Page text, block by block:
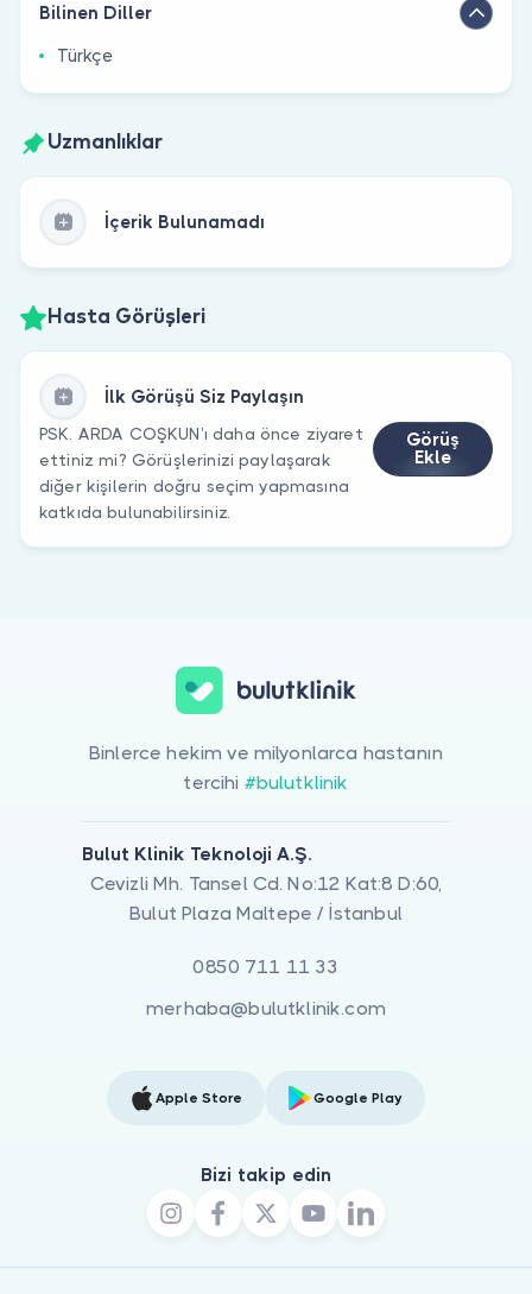
Bilinen Diller
Türkçe
Uzmanlıklar
İçerik Bulunamadı
Hasta Görüşleri
İlk Görüşü Siz Paylaşın
PSK. ARDA COŞKUN’ı daha önce ziyaret
ettiniz mi? Görüşlerinizi paylaşarak
diğer kişilerin doğru seçim yapmasına
katkıda bulunabilirsiniz.
Görüş
Ekle
Binlerce hekim ve milyonlarca hastanın
tercihi #bulutklinik
Bulut Klinik Teknoloji A.Ş.
Cevizli Mh. Tansel Cd. No:12 Kat:8 D:60,
Bulut Plaza Maltepe / İstanbul
0850 711 11 33
merhaba@bulutklinik.com
Apple Store Google Play
Bizi takip edin